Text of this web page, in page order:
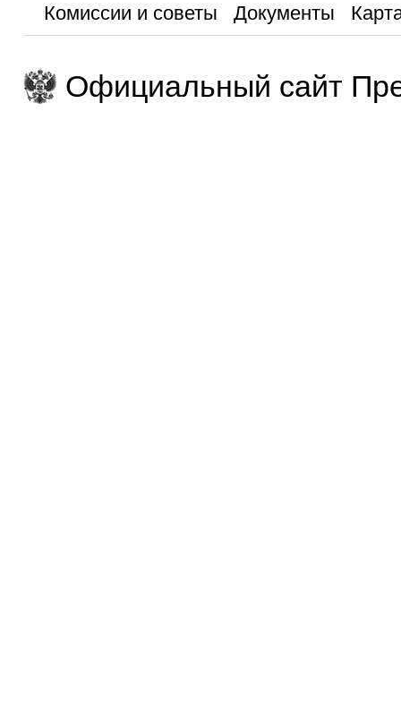
Комиссии и советы
Документы
Официальный сайт